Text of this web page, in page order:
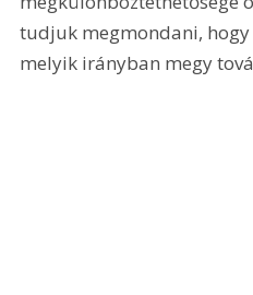
tudjuk megmondani,
melyik irányban megy